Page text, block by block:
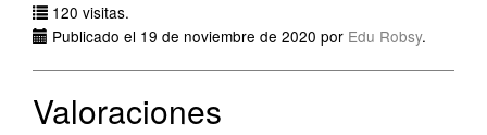
120 visitas.
Publicado el 19 de noviembre de 2020 por Edu Robsy.
Valoraciones